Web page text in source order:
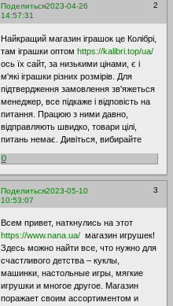
Поделиться 2
2023-04-26
14:57:31
Найкращий магазин іграшок це Колібрі,
там іграшки оптом https://kalibri.top/ua/
ось їх сайт, за низькими цінами, є і
м'які іграшки різних розмірів. Для
підтвердження замовлення зв'яжеться
менеджер, все підкаже і відповість на
питання. Працюю з ними давно,
відправляють швидко, товари цілі,
питань немає. Дивіться, вибирайте
0
Поделиться 3
2023-05-10
10:53:07
Всем привет, наткнулись на этот
https://www.nana.ua/магазин игрушек!
Здесь можно найти все, что нужно для
счастливого детства – куклы,
машинки, настольные игры, мягкие
игрушки и многое другое. Магазин
поражает своим ассортиментом и